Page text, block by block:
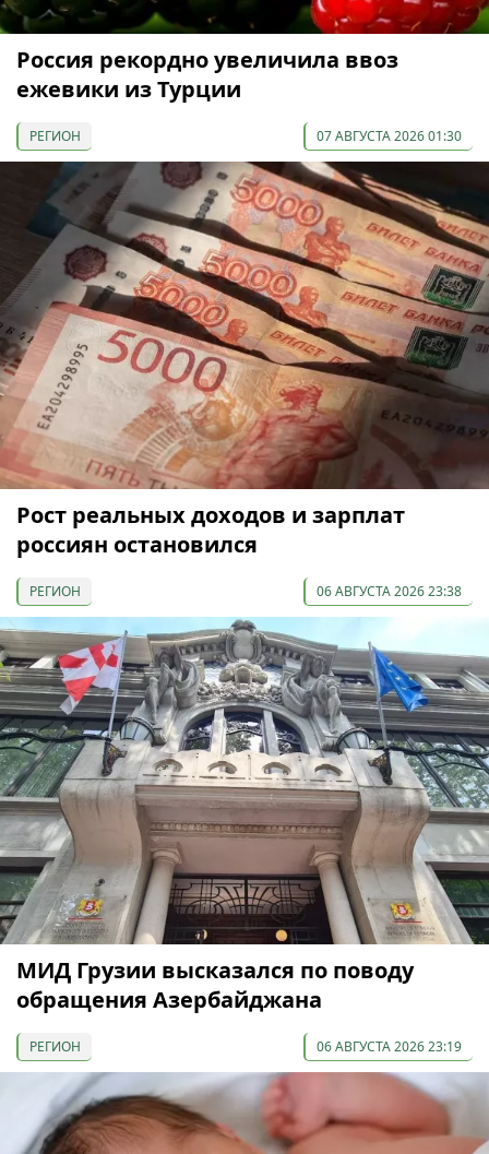
Россия рекордно увеличила ввоз
ежевики из Турции
РЕГИОН 07 АВГУСТА 2026 01:30
Рост реальных доходов и зарплат
россиян остановился
РЕГИОН 06 АВГУСТА 2026 23:38
МИД Грузии высказался по поводу
обращения Азербайджана
РЕГИОН 06 АВГУСТА 2026 23:19